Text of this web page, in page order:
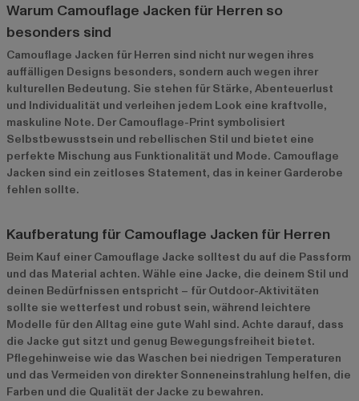
Warum Camouflage Jacken für Herren so
besonders sind
Camouflage Jacken für Herren sind nicht nur wegen ihres
auffälligen Designs besonders, sondern auch wegen ihrer
kulturellen Bedeutung. Sie stehen für Stärke, Abenteuerlust
und Individualität und verleihen jedem Look eine kraftvolle,
maskuline Note. Der Camouflage-Print symbolisiert
Selbstbewusstsein und rebellischen Stil und bietet eine
perfekte Mischung aus Funktionalität und Mode. Camouflage
Jacken sind ein zeitloses Statement, das in keiner Garderobe
fehlen sollte.
Kaufberatung für Camouflage Jacken für Herren
Beim Kauf einer Camouflage Jacke solltest du auf die Passform
und das Material achten. Wähle eine Jacke, die deinem Stil und
deinen Bedürfnissen entspricht – für Outdoor-Aktivitäten
sollte sie wetterfest und robust sein, während leichtere
Modelle für den Alltag eine gute Wahl sind. Achte darauf, dass
die Jacke gut sitzt und genug Bewegungsfreiheit bietet.
Pflegehinweise wie das Waschen bei niedrigen Temperaturen
und das Vermeiden von direkter Sonneneinstrahlung helfen, die
Farben und die Qualität der Jacke zu bewahren.